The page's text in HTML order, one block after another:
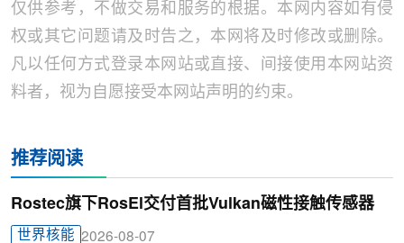
仅供参考，不做交易和服务的根据。本网内容如有侵
权或其它问题请及时告之，本网将及时修改或删除。
凡以任何方式登录本网站或直接、间接使用本网站资
料者，视为自愿接受本网站声明的约束。
推荐阅读
Rostec旗下RosEl交付首批Vulkan磁性接触传感器
世界核能 2026-08-07